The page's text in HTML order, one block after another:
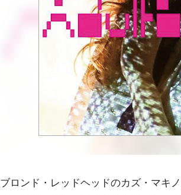
ブロンド・レッドヘッドのカズ・マキ